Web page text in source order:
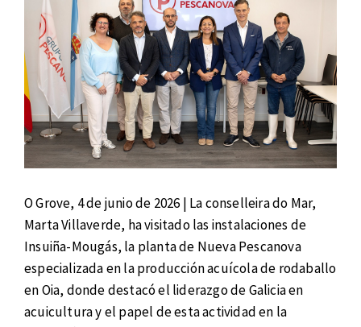
O Grove, 4 de junio de 2026 | La conselleira do Mar,
Marta Villaverde, ha visitado las instalaciones de
Insuiña-Mougás, la planta de Nueva Pescanova
especializada en la producción acuícola de rodaballo
en Oia, donde destacó el liderazgo de Galicia en
acuicultura y el papel de esta actividad en la